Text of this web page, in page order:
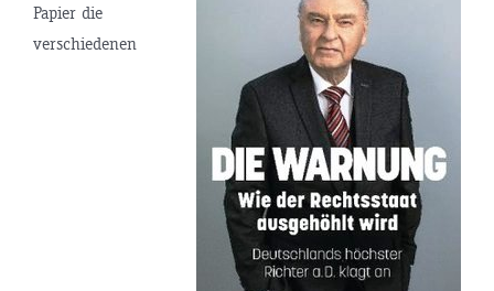
Papier die
verschiedenen